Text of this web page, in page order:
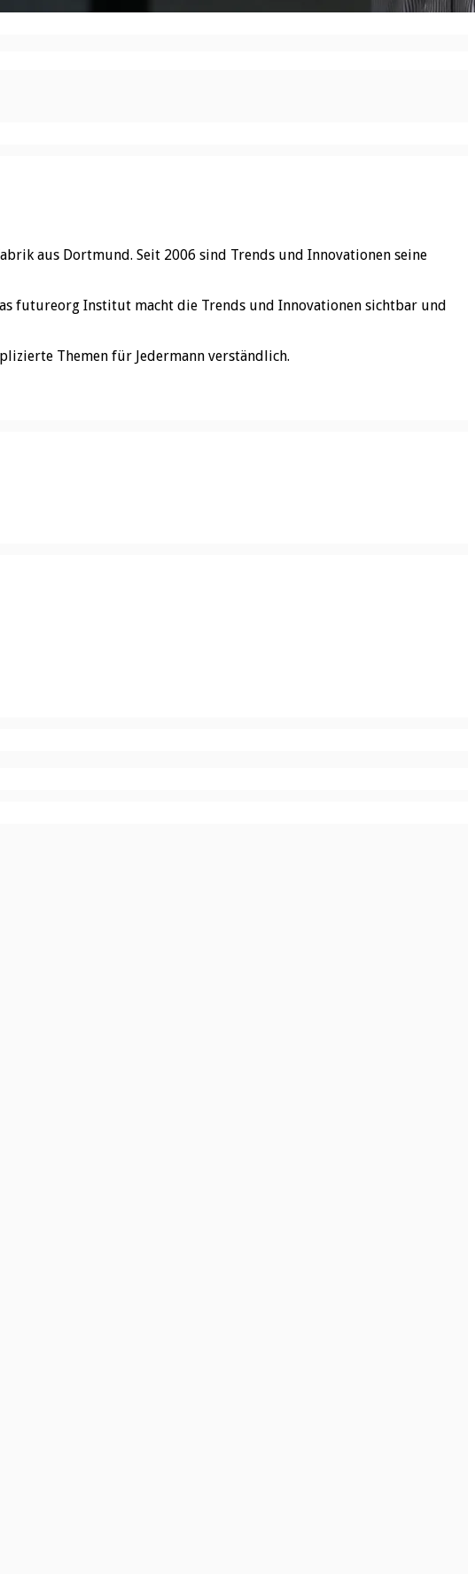
aus Dortmund. Seit 2006 sind Trends und Innovationen seine
futureorg Institut macht die Trends und Innovationen sichtbar und
Themen für Jedermann verständlich.